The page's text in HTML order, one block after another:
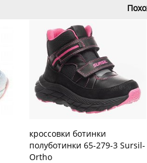
кроссовки ботинки
полуботинки 65-279-3 Sursil-
Ortho